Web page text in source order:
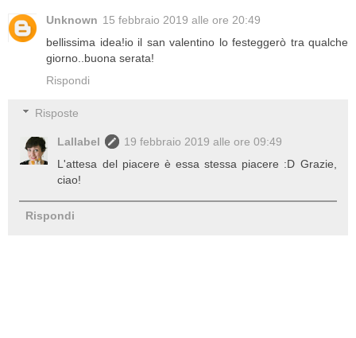
Unknown 15 febbraio 2019 alle ore 20:49
bellissima idea!io il san valentino lo festeggerò tra qualche
giorno..buona serata!
Rispondi
Risposte
Lallabel
19 febbraio 2019 alle ore 09:49
L'attesa del piacere è essa stessa piacere :D Grazie,
ciao!
Rispondi